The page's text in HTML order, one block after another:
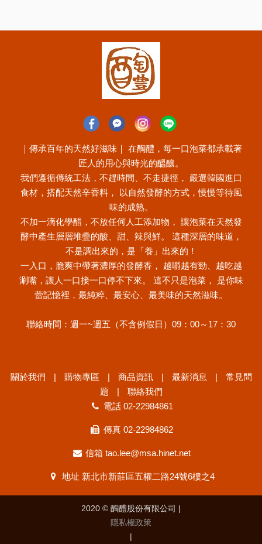
｜傳承百年的天然好滋味｜ 在醄醴，每一口泡菜都承載著
匠人的用心與時光的醞釀。
我們遵循傳統工法，不趕時間、不走捷徑， 嚴選韓國進口
食材，搭配天然辛香料， 以自然發酵的方式，慢慢等待風
味的成熟。
不加一滴化學醋，不放任何人工添加物， 讓泡菜在天然發
酵中產生層層堆疊的酸、甜、辣與鮮。 這種深層的味道，
不是調出來的，是「養」出來的！
一入口，脆爽中帶著濃厚的發酵香， 越嚼越有勁、越吃越
涮嘴，讓人一口接一口停不下來。 這不只是泡菜， 是你味
蕾記憶裡，最純粹、最安心、最美味的天然滋味。
聯絡時間：週一~週五（不含例假日）09：00～17：30
關於我們 購物專區 商品資訊 最新消息
常見問
題
聯絡我們
電話 02-22984861
傳真 02-22984862
信箱 tao.lee@msa.hinet.net
地址 新北市新莊區五權二路24號6樓之4
2020 © 醄醴股份有限公司 |
隱私權政策
|